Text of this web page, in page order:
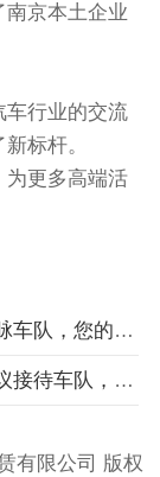
南京本土企业
车行业的交流
标杆。
为更多高端活
您的信赖之选
赢得每一次托付
有限公司 版权